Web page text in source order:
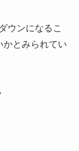
ウンになるこ
かとみられてい